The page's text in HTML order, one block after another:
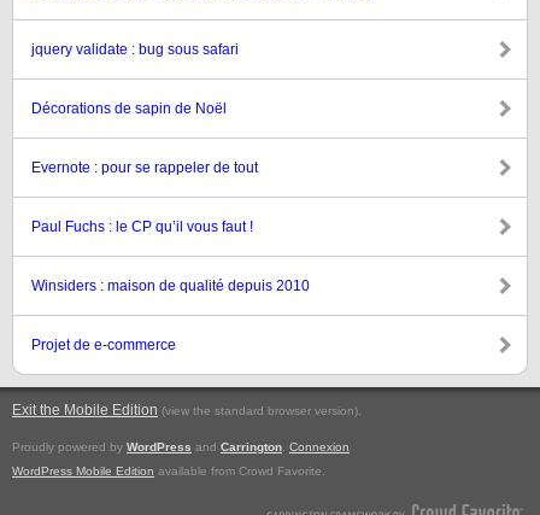
jquery validate : bug sous safari
Décorations de sapin de Noël
Evernote : pour se rappeler de tout
Paul Fuchs : le CP qu’il vous faut !
Winsiders : maison de qualité depuis 2010
Projet de e-commerce
Exit the Mobile Edition (view the standard browser version).
Proudly powered by WordPress and Carrington Connexion
WordPress Mobile Edition available from Crowd Favorite.